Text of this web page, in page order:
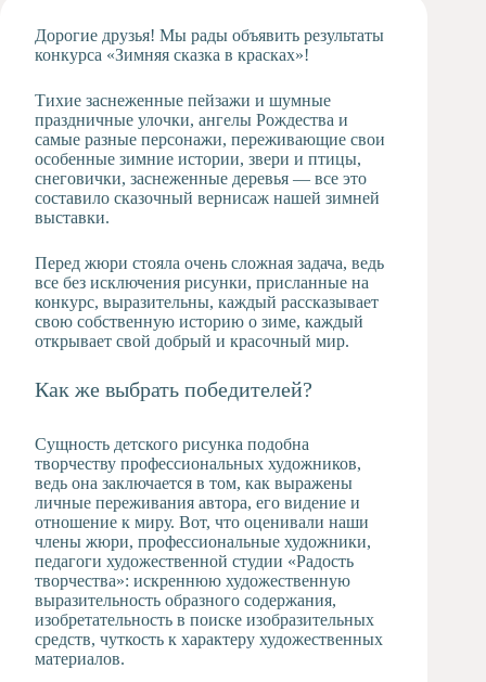
студия
отделение
Психологическая
Служба
Тьюторская
служба
Дорогие друзья! Мы рады объявить результаты
конкурса «Зимняя сказка в красках»!
Тихие заснеженные пейзажи и шумные
праздничные улочки, ангелы Рождества и
самые разные персонажи, переживающие свои
особенные зимние истории, звери и птицы,
снеговички, заснеженные деревья — все это
составило сказочный вернисаж нашей зимней
выставки.
Перед жюри стояла очень сложная задача, ведь
все без исключения рисунки, присланные на
конкурс, выразительны, каждый рассказывает
свою собственную историю о зиме, каждый
открывает свой добрый и красочный мир.
Как же выбрать победителей?
Сущность детского рисунка подобна
творчеству профессиональных художников,
ведь она заключается в том, как выражены
личные переживания автора, его видение и
отношение к миру. Вот, что оценивали наши
члены жюри, профессиональные художники,
педагоги художественной студии «Радость
творчества»: искреннюю художественную
выразительность образного содержания,
изобретательность в поиске изобразительных
средств, чуткость к характеру художественных
материалов.